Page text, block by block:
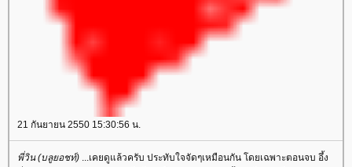
21 กันยายน 2550 15:30:56 น.
พี่วิน (บลูยอชท์) ...เคยดูแล้วครับ ประทับใจจัดๆเหมือนกัน โดยเฉพาะตอนจบ อึ้ง